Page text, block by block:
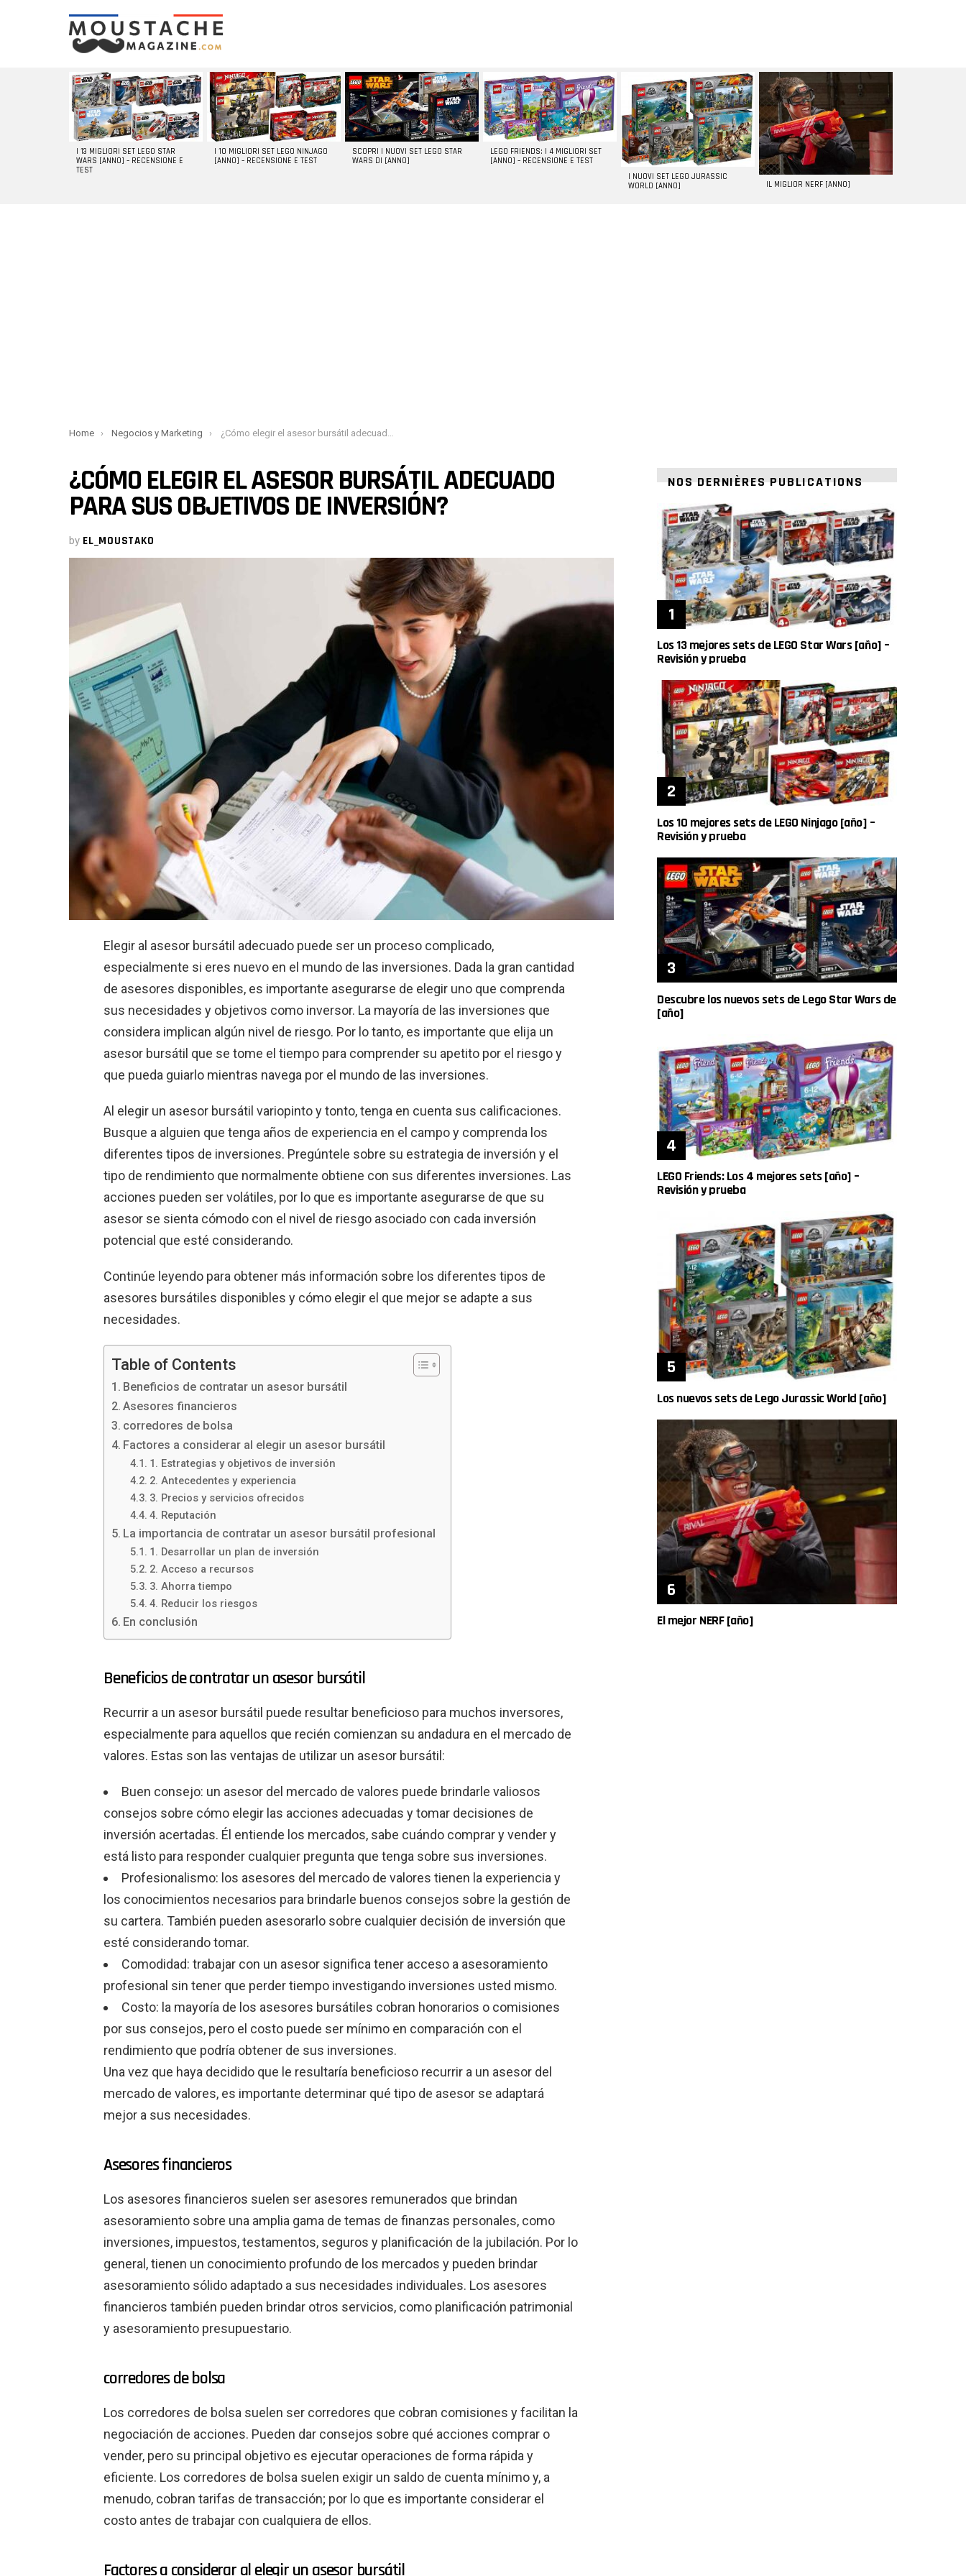
LATEST
STORIES
I 13 MIGLIORI SET LEGO STAR
WARS [ANNO] – RECENSIONE E
TEST
I 10 MIGLIORI SET LEGO NINJAGO
[ANNO] – RECENSIONE E TEST
SCOPRI I NUOVI SET LEGO STAR
WARS DI [ANNO]
LEGO FRIENDS: I 4 MIGLIORI SET
[ANNO] – RECENSIONE E TEST
I NUOVI SET LEGO JURASSIC
WORLD [ANNO]
IL MIGLIOR NERF [ANNO]
You are here:
Home Negocios y Marketing ¿Cómo elegir el asesor bursátil adecuado para sus objetivos de inversión?
¿CÓMO ELEGIR EL ASESOR BURSÁTIL ADECUADO
PARA SUS OBJETIVOS DE INVERSIÓN?
by EL_MOUSTAKO
Elegir al asesor bursátil adecuado puede ser un proceso complicado,
especialmente si eres nuevo en el mundo de las inversiones. Dada la gran cantidad
de asesores disponibles, es importante asegurarse de elegir uno que comprenda
sus necesidades y objetivos como inversor. La mayoría de las inversiones que
considera implican algún nivel de riesgo. Por lo tanto, es importante que elija un
asesor bursátil que se tome el tiempo para comprender su apetito por el riesgo y
que pueda guiarlo mientras navega por el mundo de las inversiones.
Al elegir un asesor bursátil variopinto y tonto, tenga en cuenta sus calificaciones.
Busque a alguien que tenga años de experiencia en el campo y comprenda los
diferentes tipos de inversiones. Pregúntele sobre su estrategia de inversión y el
tipo de rendimiento que normalmente obtiene con sus diferentes inversiones. Las
acciones pueden ser volátiles, por lo que es importante asegurarse de que su
asesor se sienta cómodo con el nivel de riesgo asociado con cada inversión
potencial que esté considerando.
Continúe leyendo para obtener más información sobre los diferentes tipos de
asesores bursátiles disponibles y cómo elegir el que mejor se adapte a sus
necesidades.
Table of Contents
Beneficios de contratar un asesor bursátil
Asesores financieros
corredores de bolsa
Factores a considerar al elegir un asesor bursátil
1. Estrategias y objetivos de inversión
2. Antecedentes y experiencia
3. Precios y servicios ofrecidos
4. Reputación
La importancia de contratar un asesor bursátil profesional
1. Desarrollar un plan de inversión
2. Acceso a recursos
3. Ahorra tiempo
4. Reducir los riesgos
En conclusión
Beneficios de contratar un asesor bursátil
Recurrir a un asesor bursátil puede resultar beneficioso para muchos inversores,
especialmente para aquellos que recién comienzan su andadura en el mercado de
valores. Estas son las ventajas de utilizar un asesor bursátil:
Buen consejo: un asesor del mercado de valores puede brindarle valiosos
consejos sobre cómo elegir las acciones adecuadas y tomar decisiones de
inversión acertadas. Él entiende los mercados, sabe cuándo comprar y vender y
está listo para responder cualquier pregunta que tenga sobre sus inversiones.
Profesionalismo: los asesores del mercado de valores tienen la experiencia y
los conocimientos necesarios para brindarle buenos consejos sobre la gestión de
su cartera. También pueden asesorarlo sobre cualquier decisión de inversión que
esté considerando tomar.
Comodidad: trabajar con un asesor significa tener acceso a asesoramiento
profesional sin tener que perder tiempo investigando inversiones usted mismo.
Costo: la mayoría de los asesores bursátiles cobran honorarios o comisiones
por sus consejos, pero el costo puede ser mínimo en comparación con el
rendimiento que podría obtener de sus inversiones.
Una vez que haya decidido que le resultaría beneficioso recurrir a un asesor del
mercado de valores, es importante determinar qué tipo de asesor se adaptará
mejor a sus necesidades.
Asesores financieros
Los asesores financieros suelen ser asesores remunerados que brindan
asesoramiento sobre una amplia gama de temas de finanzas personales, como
inversiones, impuestos, testamentos, seguros y planificación de la jubilación. Por lo
general, tienen un conocimiento profundo de los mercados y pueden brindar
asesoramiento sólido adaptado a sus necesidades individuales. Los asesores
financieros también pueden brindar otros servicios, como planificación patrimonial
y asesoramiento presupuestario.
corredores de bolsa
Los corredores de bolsa suelen ser corredores que cobran comisiones y facilitan la
negociación de acciones. Pueden dar consejos sobre qué acciones comprar o
vender, pero su principal objetivo es ejecutar operaciones de forma rápida y
eficiente. Los corredores de bolsa suelen exigir un saldo de cuenta mínimo y, a
menudo, cobran tarifas de transacción; por lo que es importante considerar el
costo antes de trabajar con cualquiera de ellos.
Factores a considerar al elegir un asesor bursátil
NOS DERNIÈRES PUBLICATIONS
Los 13 mejores sets de LEGO Star Wars [año] –
Revisión y prueba
Los 10 mejores sets de LEGO Ninjago [año] –
Revisión y prueba
Descubre los nuevos sets de Lego Star Wars de
[año]
LEGO Friends: Los 4 mejores sets [año] –
Revisión y prueba
Los nuevos sets de Lego Jurassic World [año]
El mejor NERF [año]